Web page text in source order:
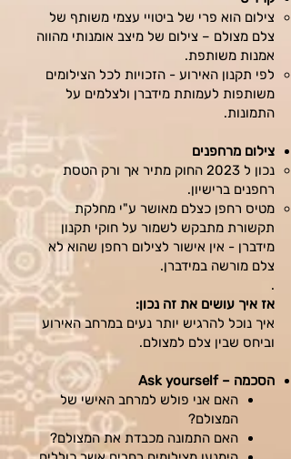
צילום הוא פרי של ביטויי עצמי משותף של
צלם מצולם – צילום של מיצב אומנותי מהווה
אמנות משותפת.
לפי תקנון האירוע - הזכויות לכל הצילומים
משותפות לעמותת מידברן ולצלמים על
התמונות.
צילום מרחפנים
נכון ל 2023 החוק מתיר אך ורק הטסת
רחפנים ברישיון.
מטיס רחפן כצלם מאושר ע"י מחלקת
תקשורת מתבקש לשמור על חוקי תקנון
מידברן - אין אישור לצילום רחפן שהוא לא
צלם מורשה במידברן.
.
אז איך עושים את זה נכון:
איך נוכל להרגיש יותר נעים במרחב האירוע
וביחס שבין צלם למצולם.
הסכמה – Ask yourself
האם אני פולש למרחב האישי של
המצולם?
האם התמונה מכבדת את המצולם?